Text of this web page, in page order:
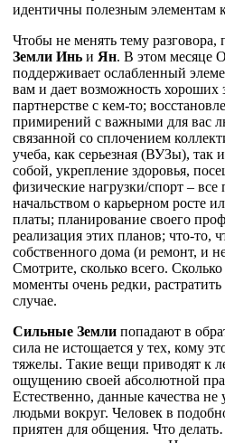
идентичны полезным элементам
Чтобы не менять тему
Земли Инь и Ян. В этом месяце
поддерживает ослабленный
вам и дает возможность хороших
партнерстве с кем-то;
примирений с важными для вас
связанной со сплочением
учеба, как серьезная (ВУЗы), так
собой, укрепление здоровья,
физические нагрузки/спорт – все
начальством о карьерном росте
платы; планирование своего
реализация этих планов; что-то,
собственного дома (и ремонт, и
Смотрите, сколько всего.
моменты очень редки,
случае.
Сильные Земли попадают в
сила не истощается у тех, кому
тяжелы. Такие вещи приводят к
ощущению своей абсолютной
Естественно, данные качества
людьми вокруг. Человек в
приятен для общения. Что